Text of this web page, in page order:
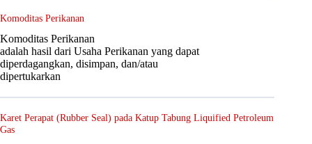
Komoditas Perikanan
Komoditas Perikanan
adalah hasil dari Usaha Perikanan yang dapat
diperdagangkan, disimpan, dan/atau
dipertukarkan
Karet Perapat (Rubber Seal) pada Katup Tabung Liquified Petroleum
Gas